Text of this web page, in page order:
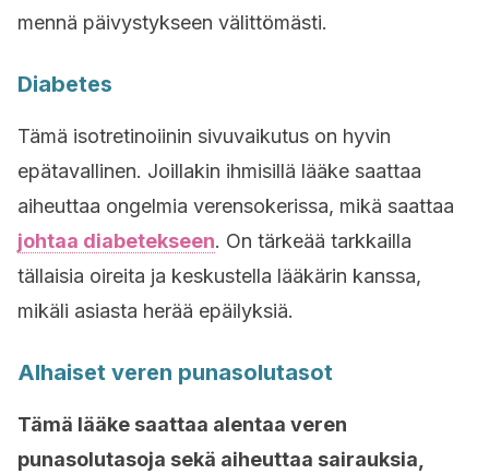
mennä päivystykseen välittömästi.
Diabetes
Tämä isotretinoiinin sivuvaikutus on hyvin
epätavallinen. Joillakin ihmisillä lääke saattaa
aiheuttaa ongelmia verensokerissa, mikä saattaa
johtaa diabetekseen. On tärkeää tarkkailla
tällaisia oireita ja keskustella lääkärin kanssa,
mikäli asiasta herää epäilyksiä.
Alhaiset veren punasolutasot
Tämä lääke saattaa alentaa veren
punasolutasoja sekä aiheuttaa sairauksia,